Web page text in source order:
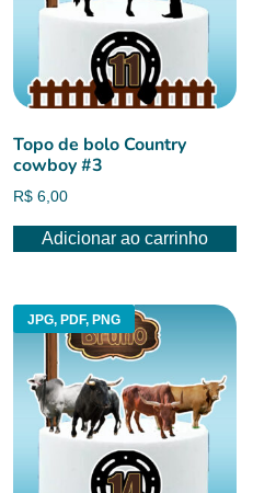
Topo de bolo Country
cowboy #3
R$ 6,00
Adicionar ao carrinho
JPG, PDF, PNG